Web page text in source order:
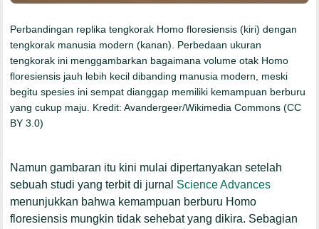
Perbandingan replika tengkorak Homo floresiensis (kiri) dengan
tengkorak manusia modern (kanan). Perbedaan ukuran
tengkorak ini menggambarkan bagaimana volume otak Homo
floresiensis jauh lebih kecil dibanding manusia modern, meski
begitu spesies ini sempat dianggap memiliki kemampuan berburu
yang cukup maju. Kredit: Avandergeer/Wikimedia Commons (CC
BY 3.0)
Namun gambaran itu kini mulai dipertanyakan setelah
sebuah studi yang terbit di jurnal Science Advances
menunjukkan bahwa kemampuan berburu Homo
floresiensis mungkin tidak sehebat yang dikira. Sebagian